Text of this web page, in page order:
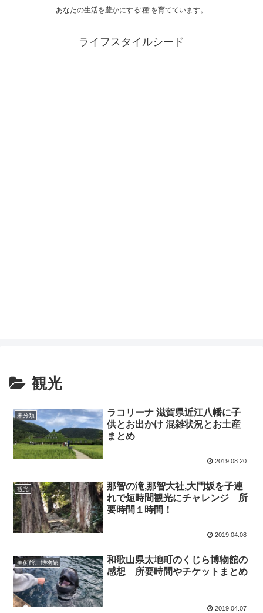
あなたの生活を豊かにする‘種‘を育てています。
ライフスタイルシード
観光
未分類
ラコリーナ 滋賀県近江八幡に子
供とお出かけ 混雑状況とお土産
まとめ
2019.08.20
観光
那智の滝,那智大社,大門坂を子連
れで短時間観光にチャレンジ 所
要時間１時間！
2019.04.08
美術館、博物館
和歌山県太地町のくじら博物館の
感想 所要時間やチケットまとめ
2019.04.07